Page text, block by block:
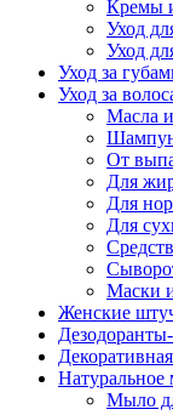
Кремы
Уход
Уход
Уход за
Уход за
Масла
От
Для
Для
Для
Маски
Женские
Натуральное
Мыло